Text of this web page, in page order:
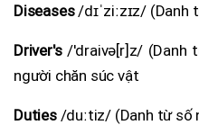
Diseases/dɪˈziːzɪz/
Driver's/'draivə[r]z/ (Danh
người chăn súc vật
Duties/duːtiz/ (Danh từ số